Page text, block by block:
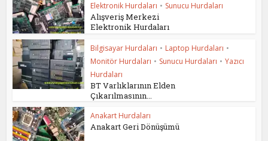
Elektronik Hurdaları • Sunucu Hurdaları
Alışveriş Merkezi
Elektronik Hurdaları
Bilgisayar Hurdaları • Laptop Hurdaları •
Monitör Hurdaları • Sunucu Hurdaları • Yazıcı
Hurdaları
BT Varlıklarının Elden
Çıkarılmasının...
Anakart Hurdaları
Anakart Geri Dönüşümü